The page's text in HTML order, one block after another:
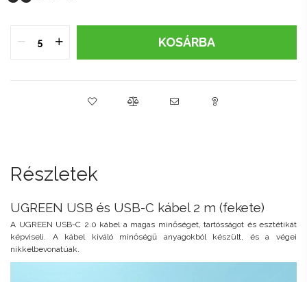
KOSÁRBA
Részletek
UGREEN USB és USB-C kábel 2 m (fekete)
A UGREEN USB-C 2.0 kábel a magas minőséget, tartósságot és esztétikát
képviseli. A kábel kiváló minőségű anyagokból készült, és a végei
nikkelbevonatúak.